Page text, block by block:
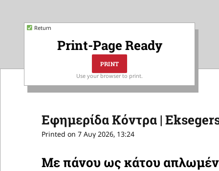
Return
Print-Page Ready
Use your browser to print.
Εφημερίδα Κόντρα |
Printed on 7 Αυγ 2026, 13:24
Με πάνου ως κάτου